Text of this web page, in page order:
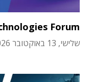
Forum
שלישי, 13 באוקטובר 2026